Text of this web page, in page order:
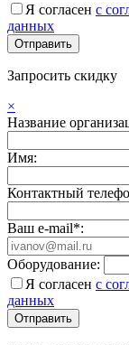
Я согласен с
данных
Запросить скидку
×
Название
Имя:
Контактный
Ваш e-mail*:
Оборудование:
Я согласен с
данных